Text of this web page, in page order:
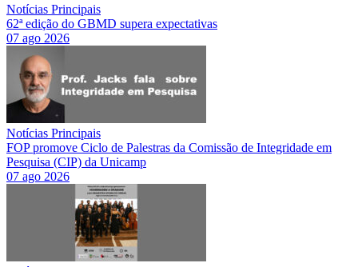
Notícias Principais
62ª edição do GBMD supera expectativas
07 ago 2026
Notícias Principais
FOP promove Ciclo de Palestras da Comissão de Integridade em
Pesquisa (CIP) da Unicamp
07 ago 2026